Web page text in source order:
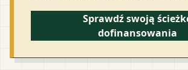
Sprawdź swoją
dofinansowania